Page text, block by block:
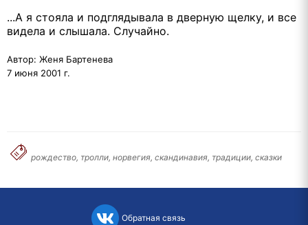
...А я стояла и подглядывала в дверную щелку, и все
видела и слышала. Случайно.
Автор: Женя Бартенева
7 июня 2001 г.
рождество, тролли, норвегия, скандинавия, традиции, сказки
Обратная связь